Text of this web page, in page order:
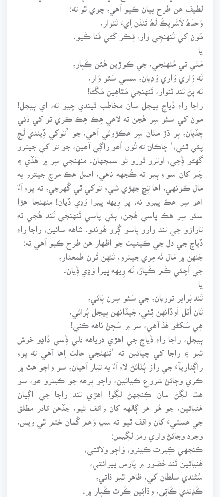
لطيف هن طرح بيان ڪيو آهي، چوي ٿو ته:
وَحدَهُ لاَشَريڪَ لَھُ تَندَن اِيءَ تَنوار،
مُون کي تُنهنجِي وار، فِڪر کَڻي فَنا ڪَيو.
يا
مَٿي تي مُنهنجي، جي ڪوڙين هُئن ڪَپار،
تَه وَاري وَاري وَڍيان، سسي سَئو وَار،
تَه پڻ تَند تَنوار، تُنهنجي مَٿاهِين مَڱڻا!
راجا راءِ ڏياچ ٻيجل سان مخاطب ٿيندي چيو ته، اي ٻيجل!
مون کي سئو سِر هُجن ته لاهي هِڪ هِڪ ڪري تو کي ڏئي
ڇڏيان، پر ڌڙ مٿان سِر هڪڙوئي آهي، جو ’توکي ڏِيندي لَڄ
پئي ٿئي،‘ ڇاڪاڻ ته تُون اُهو راڳي آهين، جو تو کي جيترو
گهڻو ڏِجي، اوترو ٿورو ٿو سمجهان. منهنجي سِر ۾ هَڏي ۽
چَم کان سواءِ ٻيو ته ڪُجهه ناهي، اصل هڪ مرچ جيترو به
مال ڪونهي، اها تِڇ جهڙي شيءِ توکي ٿي گُهرجي، ته پوءِ آءٌ
اهو سِر هڪ ڀيرو نه. پر وِيهه ڀيرا وَڍي ڏيان! منهنجا اهڙا
سئو سِر هڪ پاسي هُجن، ٻئي پاسي تُنهنجي تَند هُجي ته
تارازو جي تند وارو پاسو ڳَرو هُوندو. شاهه سائين، راجا راءِ
ڏياچ جي دل جي ڪيفيت جو اظهار هن طرح ڪيو آهي ته:
جَنهن ۾ مَال نَه مِري جيترو، تَنهن تُون طَمعدار،
جي اَچئي ڪَم ڪَپارُ، تَه وِيهه ڀيرا وَڍي ڏِيان.
يا
تَند بَرابر توريان، جي سَئو سِرن پَائي،
تَان اُٽل اَوڏانهن ٿِئي، جَيڏانهن ٻيجل ٻُرائي،
هِي سَکڻو هَڏ آهي، سر ۾ سَڄڻ نَاهه ڪني!
ٻيجل، راجا راءِ ڏياچ جي اهڙي درياهه دلي ڏِسي ڏاڍو خوش
ٿيو ۽ راجا کي چيائين ته ’تُنهنجي حالت اِها آهي ته پوءِ
راڳداريآءَ جي راز ٻُڌائڻ لاءِ آءٌ به تيار آهيان، سو واڄو هٿ ۾
ڪري وڄائڻ شروع ڪيائين، واڄو بِرهه جو ڪينرو هو، سو
هٿ لڳڻ سان ڪِنجهڻ لڳو! اهڙي تند راجا جي اڳيان
هَنيائين، جو هُو هر ڳالهه کان واقف ٿيو، جڏهن قادر مطلق
جي هستيءَ کان واقف ٿيو ته سڀ وَهم گُمان ختم ٿي ويس،
وجود وڃائڻ واري رمز لڳيس:
ڪنجهي ڪِيرت ڪينرو، وَاڄو ولائتي،
هَنيائِين تَند حُضور ۾ پَارس پيرائتي،
سُڻندي سلطان کي، ظاهر ٿيو ذاتي،
ڪَڍندي ڪَاتِي، وِڌائِين ڪَرٽ ڪَپار ۾.